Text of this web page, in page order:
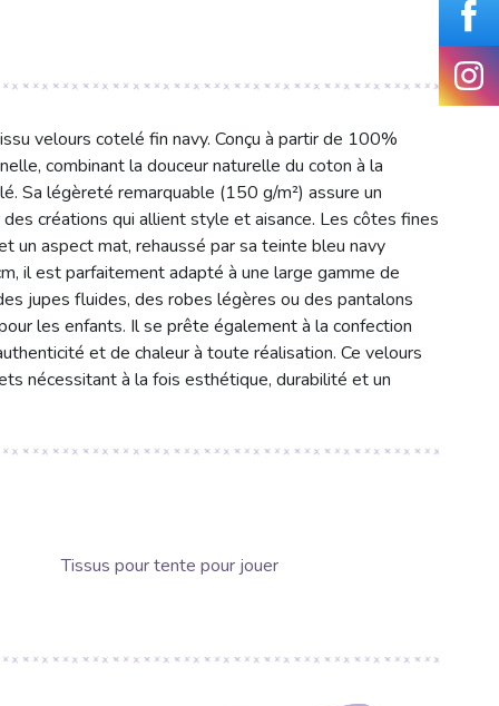
velours cotelé fin navy. Conçu à partir de 100%
combinant la douceur naturelle du coton à la
Sa légèreté remarquable (150 g/m²) assure un
créations qui allient style et aisance. Les côtes fines
un aspect mat, rehaussé par sa teinte bleu navy
il est parfaitement adapté à une large gamme de
jupes fluides, des robes légères ou des pantalons
les enfants. Il se prête également à la confection
et de chaleur à toute réalisation. Ce velours
nécessitant à la fois esthétique, durabilité et un
Tissus pour tente pour jouer